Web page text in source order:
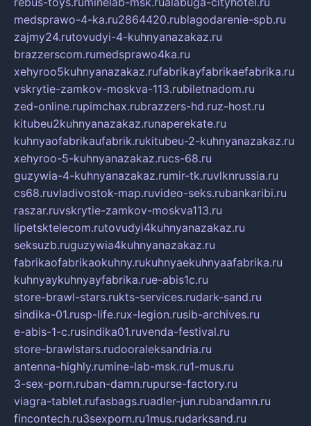
medsprawo-4-ka.ru2864420.rublagodarenie-spb.ru
zajmy24.rutovudyi-4-kuhnyanazakaz.ru
brazzerscom.rumedsprawo4ka.ru
xehyroo5kuhnyanazakaz.rufabrikayfabrikaefabrika.ru
vskrytie-zamkov-moskva-113.rubiletnadom.ru
zed-online.rupimchax.rubrazzers-hd.ruz-host.ru
kitubeu2kuhnyanazakaz.runaperekate.ru
kuhnyaofabrikaufabrik.rukitubeu-2-kuhnyanazakaz.ru
xehyroo-5-kuhnyanazakaz.rucs-68.ru
guzywia-4-kuhnyanazakaz.rumir-tk.ruvlknrussia.ru
cs68.ruvladivostok-map.ruvideo-seks.rubankaribi.ru
raszar.ruvskrytie-zamkov-moskva113.ru
lipetsktelecom.rutovudyi4kuhnyanazakaz.ru
seksuzb.ruguzywia4kuhnyanazakaz.ru
fabrikaofabrikaokuhny.rukuhnyaekuhnyaafabrika.ru
kuhnyaykuhnyayfabrika.rue-abis1c.ru
store-brawl-stars.rukts-services.rudark-sand.ru
sindika-01.rusp-life.rux-legion.rusib-archives.ru
e-abis-1-c.rusindika01.ruvenda-festival.ru
store-brawlstars.rudooraleksandria.ru
antenna-highly.rumine-lab-msk.ru1-mus.ru
3-sex-porn.ruban-damn.rupurse-factory.ru
viagra-tablet.rufasbags.ruadler-jun.rubandamn.ru
fincontech.ru3sexporn.ru1mus.rudarksand.ru